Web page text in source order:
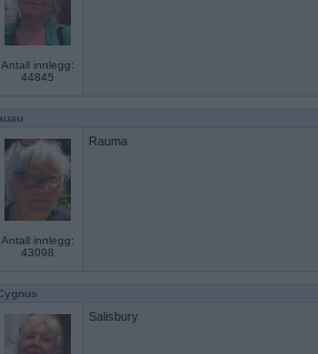
Antall innlegg:
44845
Antall innlegg:
43098
Rauma
Salisbury